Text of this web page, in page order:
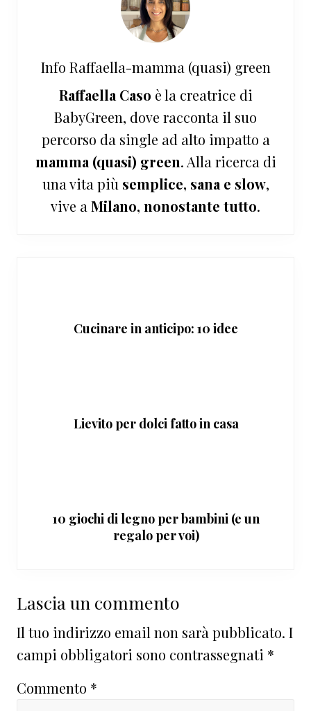
Info Raffaella-mamma (quasi) green
Raffaella Caso è la creatrice di
BabyGreen, dove racconta il suo
percorso da single ad alto impatto a
mamma (quasi) green. Alla ricerca di
una vita più semplice, sana e slow,
vive a Milano, nonostante tutto.
Cucinare in anticipo: 10 idee
Lievito per dolci fatto in casa
10 giochi di legno per bambini (e un
regalo per voi)
Interazioni
del
lettore
Lascia un commento
Il tuo indirizzo email non sarà pubblicato. I
campi obbligatori sono contrassegnati *
Commento *